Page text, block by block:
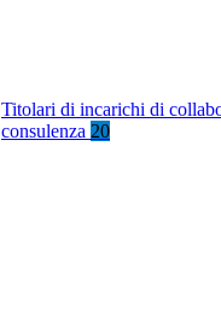
Titolari di incarichi di
consulenza 20